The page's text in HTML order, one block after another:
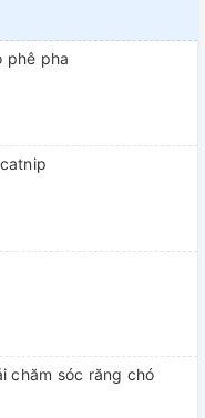
phê pha
chăm sóc răng chó